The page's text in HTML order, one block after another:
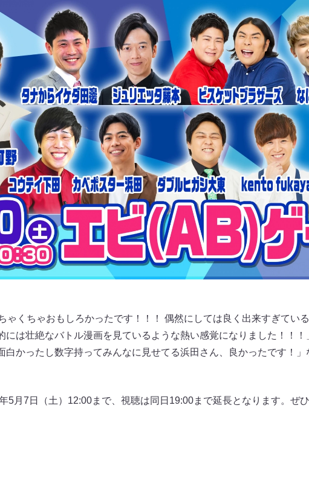
ゃくちゃおもしろかったです！！！ 偶然にしては良く出来すぎてい
は壮絶なバトル漫画を見ているような熱い感覚になりました！！！
白かったし数字持ってみんなに見せてる浜田さん、良かったです！
5月7日（土）12:00まで、視聴は同日19:00まで延長となります。ぜ